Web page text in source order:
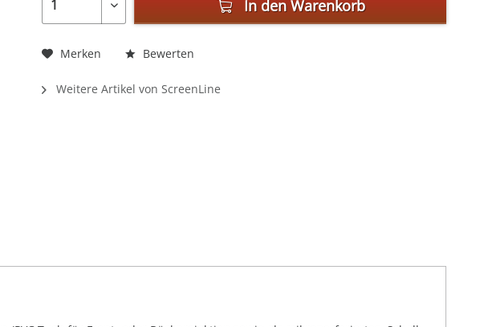
In den Warenkorb
Merken Bewerten
Weitere Artikel von ScreenLine